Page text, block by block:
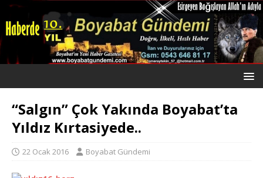
“Salgın” Çok Yakında Boyabat’ta
Yıldız Kırtasiyede..
22 Ocak 2016 Boyabat Gündemi